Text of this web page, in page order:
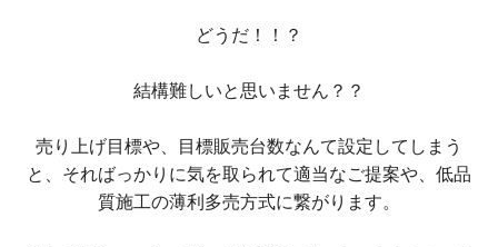
どうだ！！？
結構難しいと思いません？？
売り上げ目標や、目標販売台数なんて設定してしまう
と、そればっかりに気を取られて適当なご提案や、低品
質施工の薄利多売方式に繋がります。